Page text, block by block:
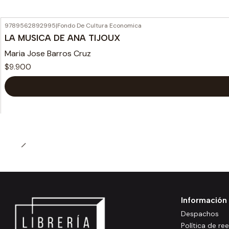
9789562892995|Fondo De Cultura Economica
LA MUSICA DE ANA TIJOUX
Maria Jose Barros Cruz
$9.900
Información
Despachos
Política de